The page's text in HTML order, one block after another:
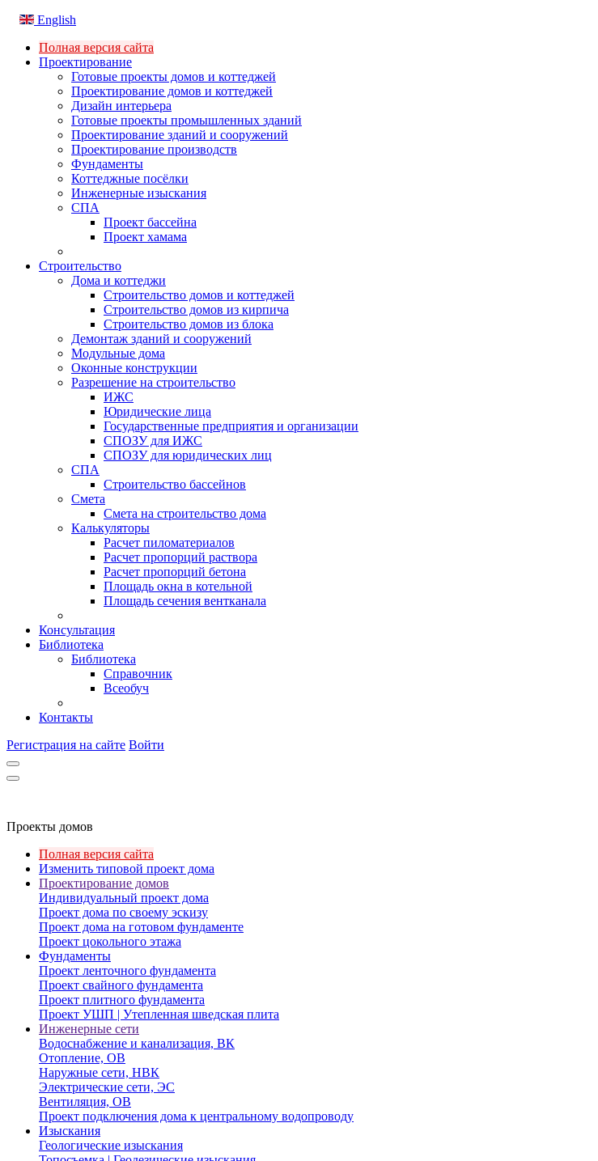
English
Полная версия сайта
Проектирование
Готовые проекты домов и коттеджей
Проектирование домов и коттеджей
Дизайн интерьера
Готовые проекты промышленных зданий
Проектирование зданий и сооружений
Проектирование производств
Фундаменты
Коттеджные посёлки
Инженерные изыскания
СПА
Проект бассейна
Проект хамама
Строительство
Дома и коттеджи
Строительство домов и коттеджей
Строительство домов из кирпича
Строительство домов из блока
Демонтаж зданий и сооружений
Модульные дома
Оконные конструкции
Разрешение на строительство
ИЖС
Юридические лица
Государственные предприятия и организации
СПОЗУ для ИЖС
СПОЗУ для юридических лиц
СПА
Строительство бассейнов
Смета
Смета на строительство дома
Калькуляторы
Расчет пиломатериалов
Расчет пропорций раствора
Расчет пропорций бетона
Площадь окна в котельной
Площадь сечения вентканала
Консультация
Библиотека
Библиотека
Справочник
Всеобуч
Контакты
Регистрация на сайте Войти
Проекты домов
Полная версия сайта
Изменить типовой проект дома
Проектирование домов
Индивидуальный проект дома
Проект дома по своему эскизу
Проект дома на готовом фундаменте
Проект цокольного этажа
Фундаменты
Проект ленточного фундамента
Проект свайного фундамента
Проект плитного фундамента
Проект УШП | Утепленная шведская плита
Инженерные сети
Водоснабжение и канализация, ВК
Отопление, ОВ
Наружные сети, НВК
Электрические сети, ЭС
Вентиляция, ОВ
Проект подключения дома к центральному водопроводу
Изыскания
Геологические изыскания